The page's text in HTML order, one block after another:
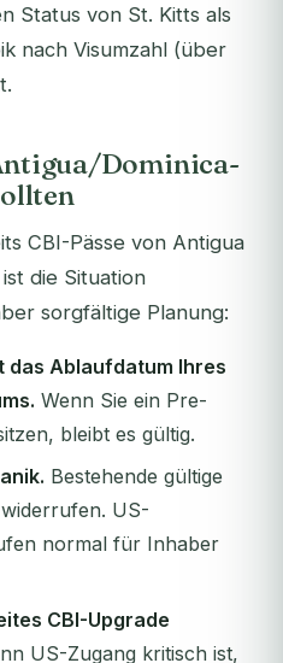
Status von St. Kitts als
nach Visumzahl (über
Dominica-
CBI-Pässe von Antigua
die Situation
sorgfältige Planung:
das Ablaufdatum Ihres
Wenn Sie ein Pre-
bleibt es gültig.
Bestehende gültige
US-
normal für Inhaber
CBI-Upgrade
US-Zugang kritisch ist,